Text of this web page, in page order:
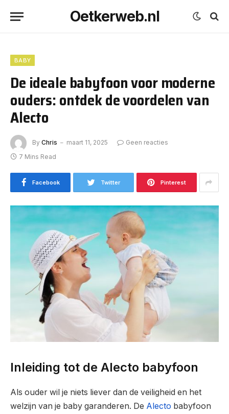
Oetkerweb.nl
BABY
De ideale babyfoon voor moderne
ouders: ontdek de voordelen van
Alecto
By Chris maart 11, 2025
Geen reacties
7 Mins Read
Facebook Twitter Pinterest
Inleiding tot de Alecto babyfoon
Als ouder wil je niets liever dan de veiligheid en het
welzijn van je baby garanderen. De Alecto babyfoon